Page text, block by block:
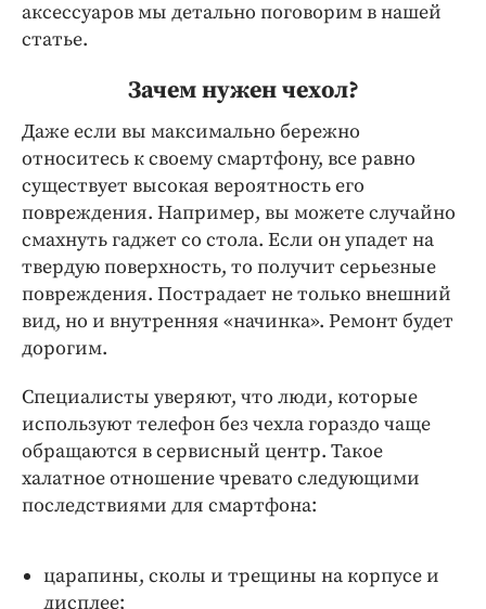
Общество
Погода
Происшествия
Спорт
Экономика и бизнес
ПРОЕКТЫ
Блоги
Издания
Медиаперсона
Интересное чтиво
Бренд года
Работодатель года
аксессуаров мы детально поговорим в нашей
статье.
Зачем нужен чехол?
Даже если вы максимально бережно
относитесь к своему смартфону, все равно
существует высокая вероятность его
повреждения. Например, вы можете случайно
смахнуть гаджет со стола. Если он упадет на
твердую поверхность, то получит серьезные
повреждения. Пострадает не только внешний
вид, но и внутренняя «начинка». Ремонт будет
дорогим.
Специалисты уверяют, что люди, которые
используют телефон без чехла гораздо чаще
обращаются в сервисный центр. Такое
халатное отношение чревато следующими
последствиями для смартфона:
царапины, сколы и трещины на корпусе и
дисплее;